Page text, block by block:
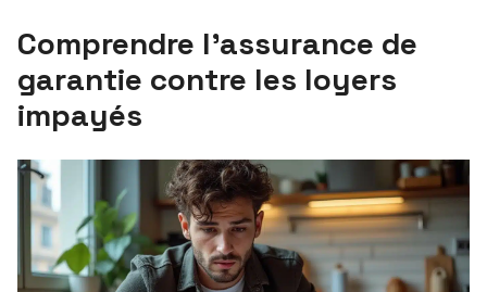
Comprendre l’assurance de
garantie contre les loyers
impayés